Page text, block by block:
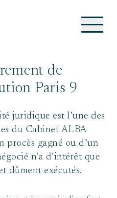
de
Paris 9
juridique est l’une des
du Cabinet ALBA
procès gagné ou d’un
n’a d’intérêt que
dûment exécutés.